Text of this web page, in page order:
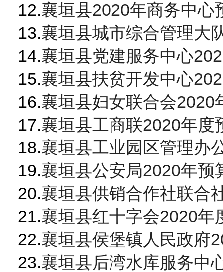
12.襄垣县2020年商务中心
13.襄垣县城市综合管理大
14.襄垣县党建服务中心
15.襄垣县扶贫开发中心
16.襄垣县妇女联合会2020
17.襄垣县工商联2020年度
18.襄垣县工业园区管理办
19.襄垣县公安局2020年预
20.襄垣县供销合作社联合
21.襄垣县红十字会2020年
22.襄垣县侯堡镇人民政府
23.襄垣县后湾水库服务中